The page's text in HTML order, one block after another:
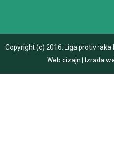
Copyright (c) 2016. Liga protiv raka
Web dizajn
Izrada